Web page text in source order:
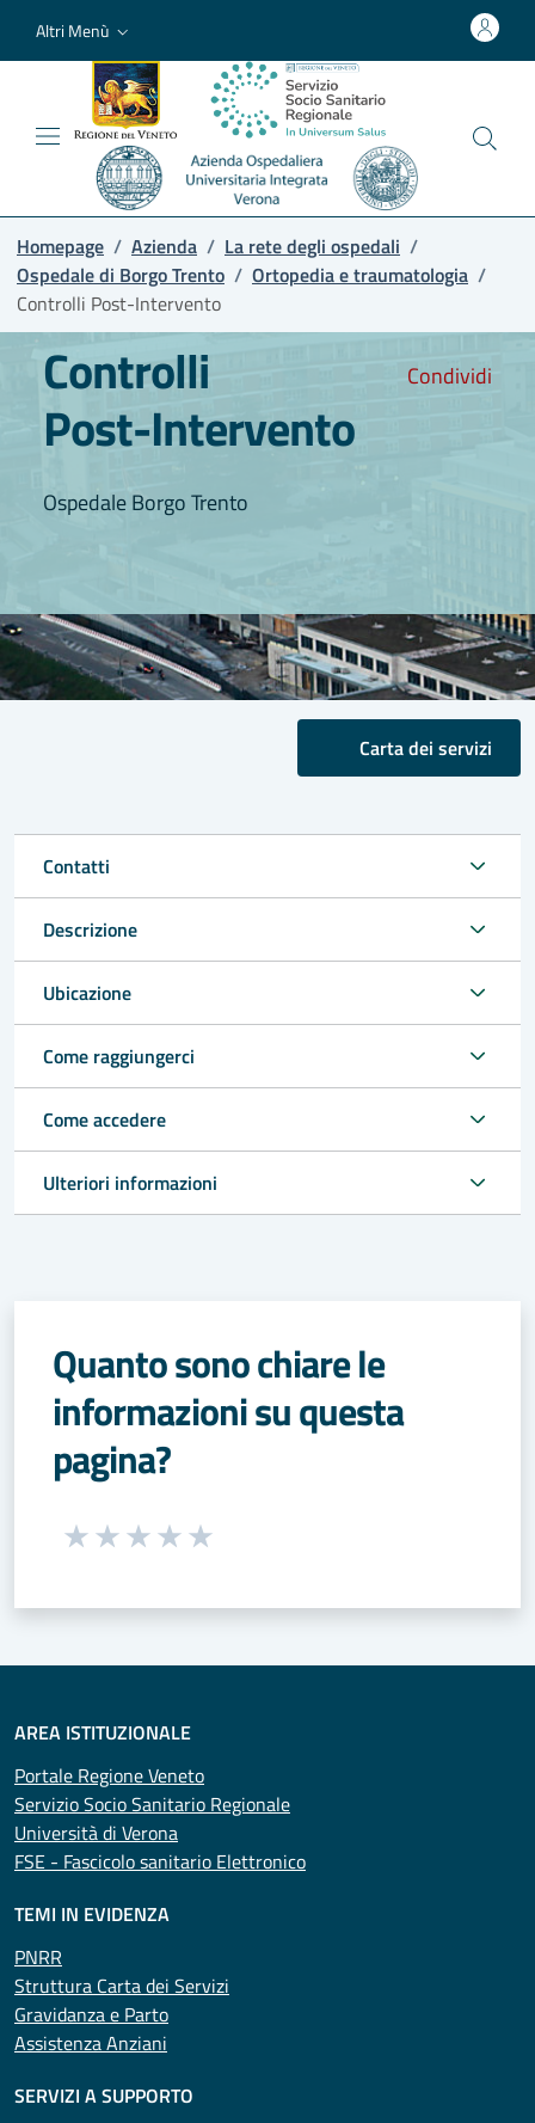
Altri Menù
Homepage / Azienda / La rete degli ospedali /
Ospedale di Borgo Trento / Ortopedia e traumatologia /
Controlli Post-Intervento
Condividi
Controlli
Post-Intervento
Ospedale Borgo Trento
Carta dei servizi
Contatti
Descrizione
Ubicazione
Come raggiungerci
Come accedere
Ulteriori informazioni
Quanto sono chiare le
informazioni su questa
pagina?
Seleziona una valutazione da 1 a 5 stelle
AREA ISTITUZIONALE
Portale Regione Veneto
Servizio Socio Sanitario Regionale
Università di Verona
FSE - Fascicolo sanitario Elettronico
TEMI IN EVIDENZA
PNRR
Struttura Carta dei Servizi
Gravidanza e Parto
Assistenza Anziani
SERVIZI A SUPPORTO